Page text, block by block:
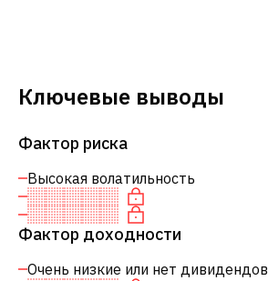
Ключевые выводы
Фактор риска
Высокая волатильность
Фактор доходности
Очень низкие или нет дивидендов